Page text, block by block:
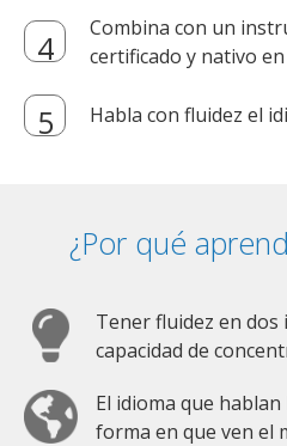
Combina con un
certificado y nativo
Habla con fluidez el
¿Por qué
Tener fluidez en dos
capacidad de
El idioma que
forma en que ven el